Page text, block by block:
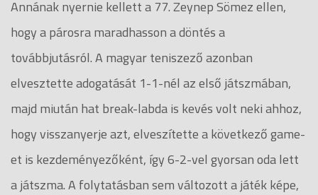
Annának nyernie kellett a 77. Zeynep Sömez ellen,
hogy a párosra maradhasson a döntés a
továbbjutásról. A magyar teniszező azonban
elvesztette adogatását 1-1-nél az első játszmában,
majd miután hat break-labda is kevés volt neki ahhoz,
hogy visszanyerje azt, elveszítette a következő game-
et is kezdeményezőként, így 6-2-vel gyorsan oda lett
a játszma. A folytatásban sem változott a játék képe,